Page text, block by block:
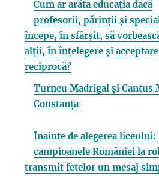
Cum ar arăta educația dacă
profesorii, părinții și
începe, în sfârșit, să
alții, în înțelegere și acceptare
reciprocă?
Turneu Madrigal și Cantus
Constanța
Înainte de alegerea liceului:
campioanele României la
transmit fetelor un mesaj